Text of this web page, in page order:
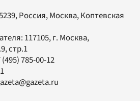
Россия, Москва, Коптевская
117105, г. Москва,
стр.1
(495) 785-00-12